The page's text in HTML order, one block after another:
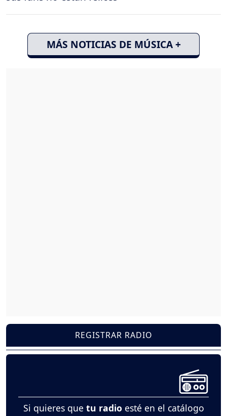
MÁS NOTICIAS DE MÚSICA +
REGISTRAR RADIO
Si quieres que tu radio esté en el catálogo